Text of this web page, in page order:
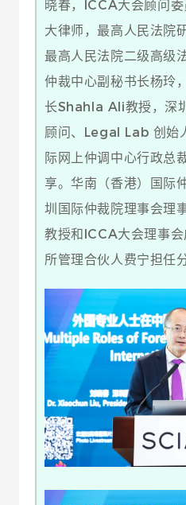
晓春，ICCA大会顾问
大律师，最高人民法院
最高人民法院二级高级
仲裁中心副秘书长杨玲
长Shahla Ali教授，深
顾问、Legal Lab 创始
际网上仲调中心行政总
享。华南（香港）国际
圳国际仲裁院理事会
教授和ICCA大会理事
所管理合伙人费宁担任